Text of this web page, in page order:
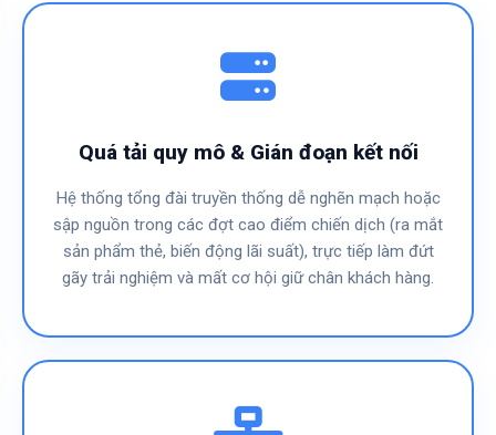
Quá tải quy mô & Gián đoạn kết nối
Hệ thống tổng đài truyền thống dễ nghẽn mạch hoặc
sập nguồn trong các đợt cao điểm chiến dịch (ra mắt
sản phẩm thẻ, biến động lãi suất), trực tiếp làm đứt
gãy trải nghiệm và mất cơ hội giữ chân khách hàng.